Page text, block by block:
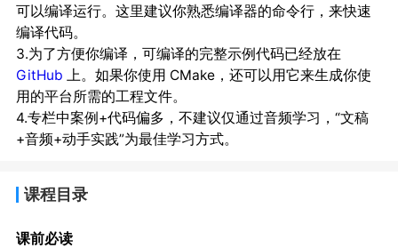
可以编译运行。这里建议你熟悉编译器的命令行，来快速
编译代码。
3.为了方便你编译，可编译的完整示例代码已经放在
GitHub 上。如果你使用 CMake，还可以用它来生成你使
用的平台所需的工程文件。
4.专栏中案例+代码偏多，不建议仅通过音频学习，“文稿
+音频+动手实践”为最佳学习方式。
课程目录
课前必读